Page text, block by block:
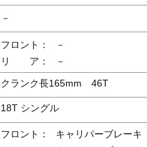
－
－
フロント：
－
リ ア：
クランク長165mm 46T
18T シングル
キャリパーブレーキ
フロント：